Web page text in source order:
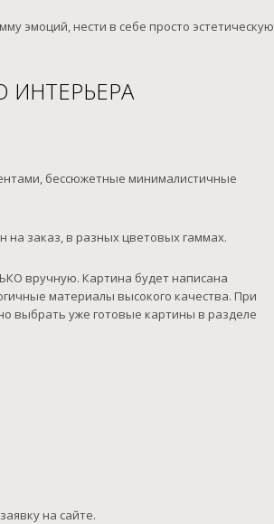
эмоций, нести в себе просто эстетическую
ИНТЕРЬЕРА
бессюжетные минималистичные
заказ, в разных цветовых гаммах.
вручную. Картина будет написана
материалы высокого качества. При
выбрать уже готовые картины в разделе
на сайте.